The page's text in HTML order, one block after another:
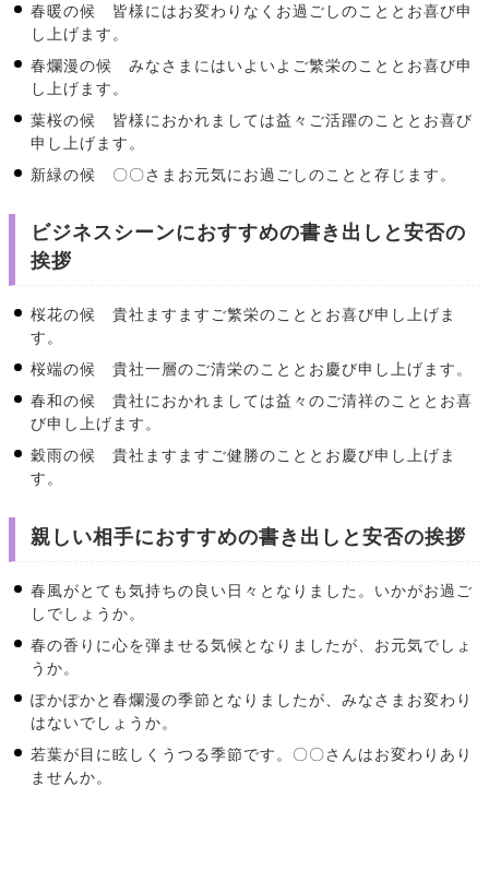
春暖の候 皆様にはお変わりなくお過ごしのこととお喜び申
し上げます。
春爛漫の候 みなさまにはいよいよご繁栄のこととお喜び申
し上げます。
葉桜の候 皆様におかれましては益々ご活躍のこととお喜び
申し上げます。
新緑の候 〇〇さまお元気にお過ごしのことと存じます。
ビジネスシーンにおすすめの書き出しと安否の
挨拶
桜花の候 貴社ますますご繁栄のこととお喜び申し上げま
す。
桜端の候 貴社一層のご清栄のこととお慶び申し上げます。
春和の候 貴社におかれましては益々のご清祥のこととお喜
び申し上げます。
穀雨の候 貴社ますますご健勝のこととお慶び申し上げま
す。
親しい相手におすすめの書き出しと安否の挨拶
春風がとても気持ちの良い日々となりました。いかがお過ご
しでしょうか。
春の香りに心を弾ませる気候となりましたが、お元気でしょ
うか。
ぽかぽかと春爛漫の季節となりましたが、みなさまお変わり
はないでしょうか。
若葉が目に眩しくうつる季節です。〇〇さんはお変わりあり
ませんか。